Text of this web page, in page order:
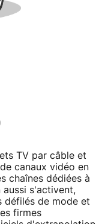
TV par câble et
canaux vidéo en
chaînes dédiées à
aussi s'activent,
défilés de mode et
firmes